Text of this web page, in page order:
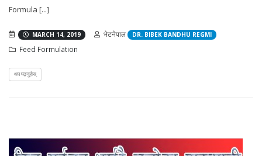
Formula [...]
MARCH 14, 2019 भेटनेपाल DR. BIBEK BANDHU REGMI
Feed Formulation
थप पढ्नुहोस्